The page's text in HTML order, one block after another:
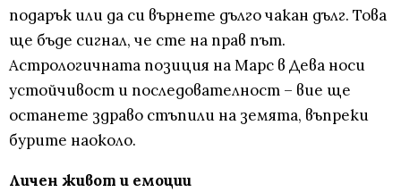
подарък или да си върнете дълго чакан дълг. Това
ще бъде сигнал, че сте на прав път.
Астрологичната позиция на Марс в Дева носи
устойчивост и последователност – вие ще
останете здраво стъпили на земята, въпреки
бурите наоколо.
Личен живот и емоции